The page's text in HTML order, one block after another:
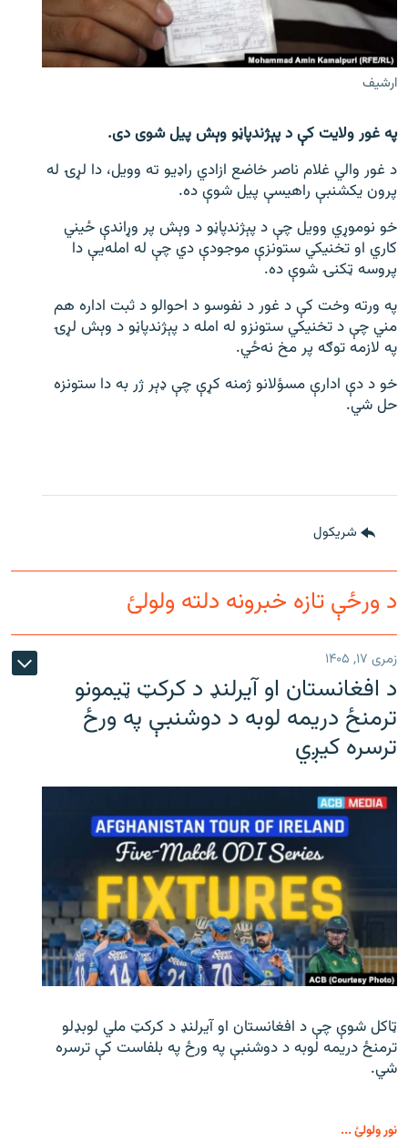
اړیکه
دري پاڼه
Azadi English
راسره ملګري شئ
د ازادې اروپا/ ازادي راډيو ټولې پاڼې
ارشیف
په غور ولایت کې د پېژندپاڼو وېش پیل شوی دی.
د غور والي غلام ناصر خاضع ازادي راډیو ته وویل، دا لړۍ له
پرون یکشنبې راهیسې پیل شوې ده.
خو نوموړي وویل چې د پېژندپاڼو د وېش پر وړاندې ځیني
کاري او تخنیکي ستونزې موجودې دي چې له امله‌يې دا
پروسه ټکنۍ شوې ده.
په ورته وخت کې د غور د نفوسو د احوالو د ثبت اداره هم
مني چې د تخنیکي ستونزو له امله د پېژندپاڼو د وېش لړۍ
په لازمه توګه پر مخ نه‌ځي.
خو د دې ادارې مسؤلانو ژمنه کړې چې ډېر ژر به دا ستونزه
حل شي.
شريکول
د ورځې تازه خبرونه دلته ولولئ
زمری ۱۷, ۱۴۰۵
د افغانستان او آیرلنډ د کرکټ ټیمونو
ترمنځ دریمه لوبه د دوشنبې په ورځ
ترسره کیږي
ټاکل شوې چې د افغانستان او آیرلنډ د کرکټ ملي لوبډلو
ترمنځ دریمه لوبه د دوشنبې په ورځ په بلفاست کې ترسره
شي.
نور ولولئ ...